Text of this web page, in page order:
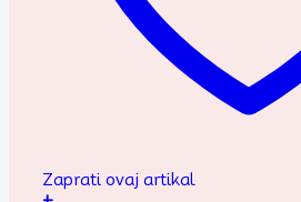
Zaprati ovaj artikal
+